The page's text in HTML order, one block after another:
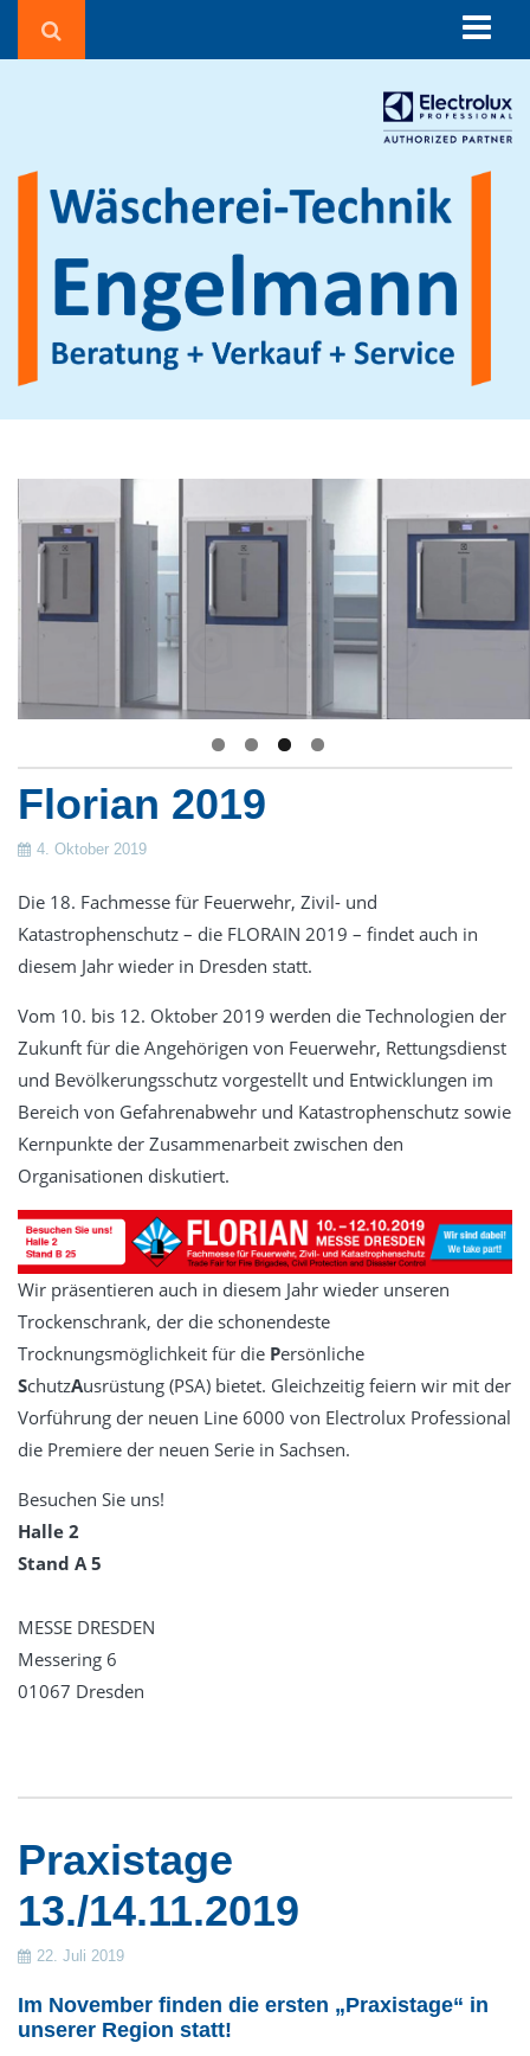
Wäschereien und Textilreinigungen
Gebäudereiniger
Hotels & Pensionen
Sportvereine
Agrarbetriebe
Beauty, Fitness & Wellness
Gestüte
Verkauf
Frontlade-Waschmaschinen
Trennwand-Waschmaschinen
Trockner
Wäschemangeln
Dosiertechnik
Service
Essentia -Wartungsverträge
MBKU
Schulung
expertenTREFF PSA
expertenTREFF CARE
Grundlehrgang Lagoon Advance Care
Grundlehrgang Wäscherei
Impressum
Florian 2019
4. Oktober 2019
Die 18. Fachmesse für Feuerwehr, Zivil- und
Katastrophenschutz – die FLORAIN 2019 – findet auch in
diesem Jahr wieder in Dresden statt.
Vom 10. bis 12. Oktober 2019 werden die Technologien der
Zukunft für die Angehörigen von Feuerwehr, Rettungsdienst
und Bevölkerungsschutz vorgestellt und Entwicklungen im
Bereich von Gefahrenabwehr und Katastrophenschutz sowie
Kernpunkte der Zusammenarbeit zwischen den
Organisationen diskutiert.
Wir präsentieren auch in diesem Jahr wieder unseren
Trockenschrank, der die schonendeste
Trocknungsmöglichkeit für die Persönliche
SchutzAusrüstung (PSA) bietet. Gleichzeitig feiern wir mit der
Vorführung der neuen Line 6000 von Electrolux Professional
die Premiere der neuen Serie in Sachsen.
Besuchen Sie uns!
Halle 2
Stand A 5
MESSE DRESDEN
Messering 6
01067 Dresden
Praxistage
13./14.11.2019
22. Juli 2019
Im November finden die ersten „Praxistage“ in
unserer Region statt!